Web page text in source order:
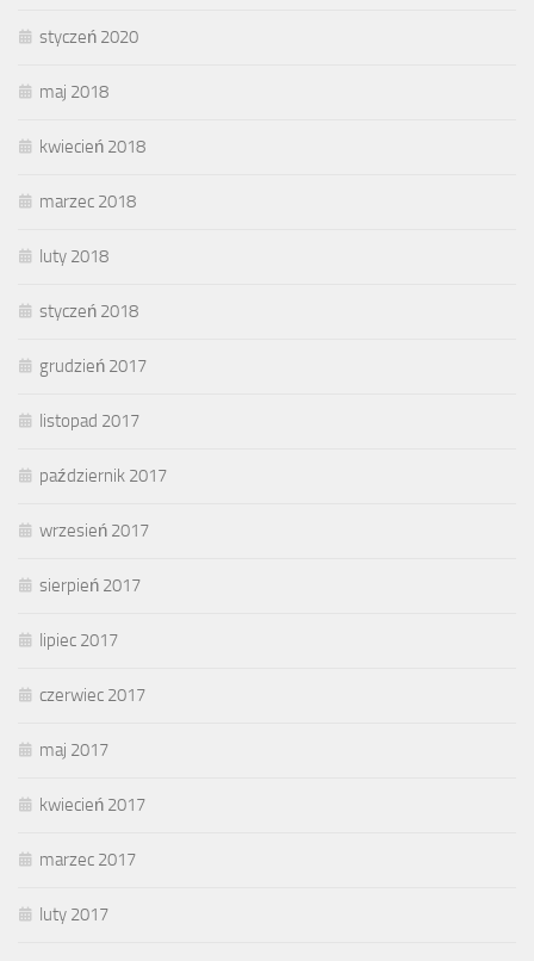
styczeń 2020
maj 2018
kwiecień 2018
marzec 2018
luty 2018
styczeń 2018
grudzień 2017
listopad 2017
październik 2017
wrzesień 2017
sierpień 2017
lipiec 2017
czerwiec 2017
maj 2017
kwiecień 2017
marzec 2017
luty 2017